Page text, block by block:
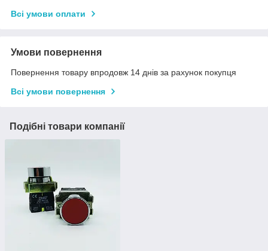
Всі умови оплати
Умови повернення
Повернення товару впродовж 14 днів за рахунок покупця
Всі умови повернення
Подібні товари компанії